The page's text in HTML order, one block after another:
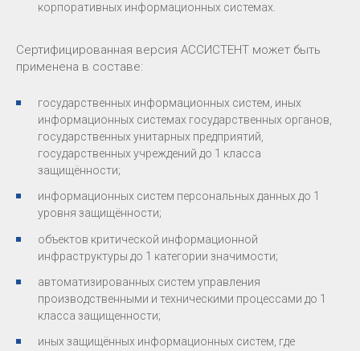
корпоративных информационных системах.
Сертифицированная версия АССИСТЕНТ может быть
применена в составе:
государственных информационных систем, иных
информационных системах государственных органов,
государственных унитарных предприятий,
государственных учреждений до 1 класса
защищённости;
информационных систем персональных данных до 1
уровня защищённости;
объектов критической информационной
инфраструктуры до 1 категории значимости;
автоматизированных систем управления
производственными и техническими процессами до 1
класса защищенности;
иных защищённых информационных систем, где